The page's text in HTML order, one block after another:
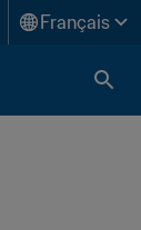
Français